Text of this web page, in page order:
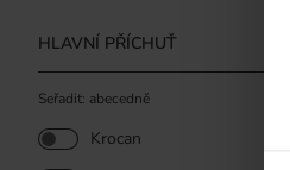
HLAVNÍ PŘÍCHUŤ
Seřadit: abecedně
Krocan